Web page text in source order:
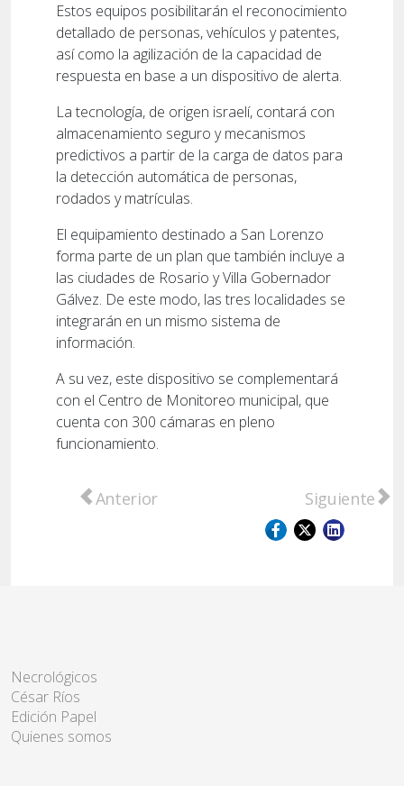
Estos equipos posibilitarán el reconocimiento
detallado de personas, vehículos y patentes,
así como la agilización de la capacidad de
respuesta en base a un dispositivo de alerta.
La tecnología, de origen israelí, contará con
almacenamiento seguro y mecanismos
predictivos a partir de la carga de datos para
la detección automática de personas,
rodados y matrículas.
El equipamiento destinado a San Lorenzo
forma parte de un plan que también incluye a
las ciudades de Rosario y Villa Gobernador
Gálvez. De este modo, las tres localidades se
integrarán en un mismo sistema de
información.
A su vez, este dispositivo se complementará
con el Centro de Monitoreo municipal, que
cuenta con 300 cámaras en pleno
funcionamiento.
Artículo anterior: Comenzaron las obras
Anterior Artículo
Siguiente
Necrológicos
César Ríos
Edición Papel
Quienes somos